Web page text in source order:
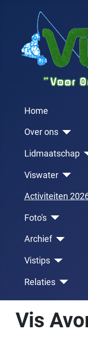
Home
Over ons
Lidmaatschap
Viswater
Activiteiten
Foto's
Archief
Vistips
Relaties
Vis